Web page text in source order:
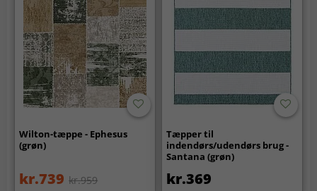
Wilton-tæppe - Ephesus
(grøn)
kr.739 kr.959
Tæpper til
indendørs/udendørs brug -
Santana (grøn)
kr.369